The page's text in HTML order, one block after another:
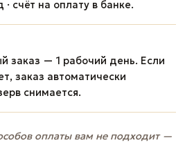
· счёт на оплату в банке.
заказ — 1 рабочий день. Если
заказ автоматически
снимается.
оплаты вам не подходит —